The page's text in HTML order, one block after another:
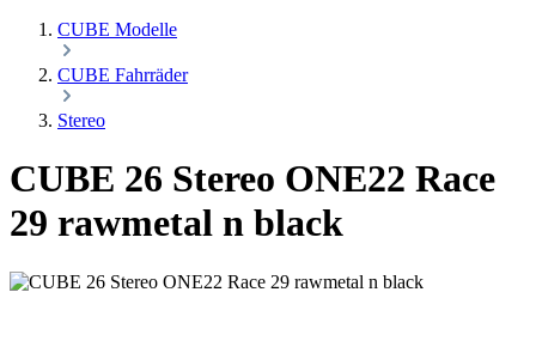
CUBE Modelle
CUBE Fahrräder
Stereo
CUBE 26 Stereo ONE22 Race
29 rawmetal n black